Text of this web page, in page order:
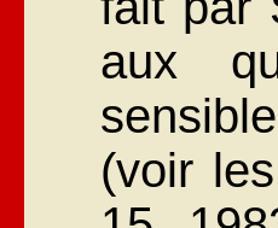
aux
(voir